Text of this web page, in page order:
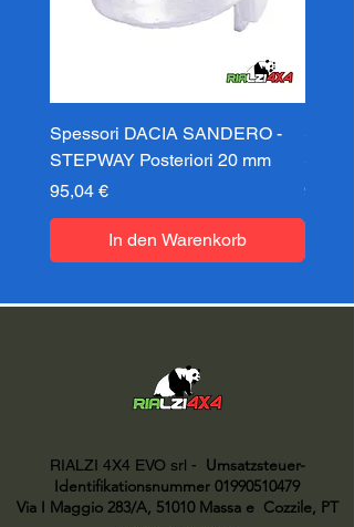
Spessori DACIA SANDERO -
STEPWAY Posteriori 20 mm
Preis
95,04 €
In den Warenkorb
Preis
95,04 €
RIALZI 4X4 EVO srl -
Umsatzsteuer-
Identifikationsnummer 01990510479
Via I Maggio 283/A, 51010 Massa e Cozzile, PT